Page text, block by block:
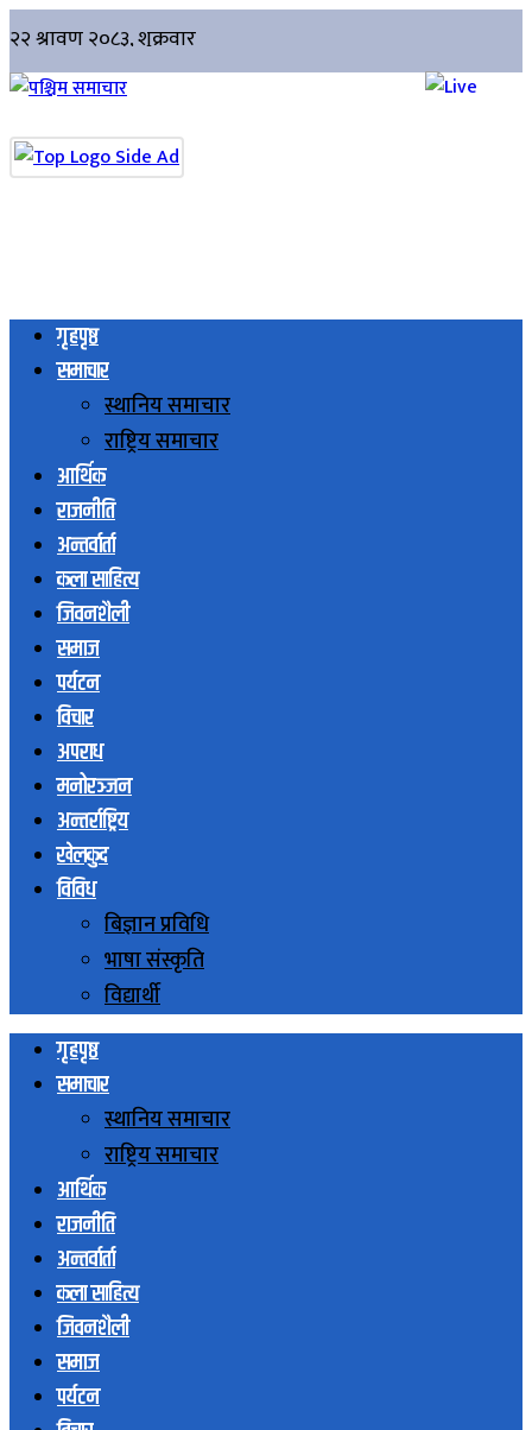
गृहपृष्ठ
समाचार
स्थानिय समाचार
राष्ट्रिय समाचार
आर्थिक
राजनीति
अन्तर्वार्ता
कला साहित्य
जिवनशैली
समाज
पर्यटन
विचार
अपराध
मनोरञ्जन
अन्तर्राष्ट्रिय
खेलकुद
विविध
बिज्ञान प्रविधि
भाषा संस्कृति
विद्यार्थी
गृहपृष्ठ
समाचार
स्थानिय समाचार
राष्ट्रिय समाचार
आर्थिक
राजनीति
अन्तर्वार्ता
कला साहित्य
जिवनशैली
समाज
पर्यटन